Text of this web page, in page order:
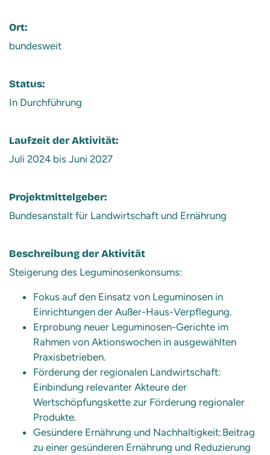
Ort:
bundesweit
Status:
In Durchführung
Laufzeit der Aktivität:
Juli 2024 bis Juni 2027
Projektmittelgeber:
Bundesanstalt für Landwirtschaft und Ernährung
Beschreibung der Aktivität
Steigerung des Leguminosenkonsums:
Fokus auf den Einsatz von Leguminosen in
Einrichtungen der Außer-Haus-Verpflegung.
Erprobung neuer Leguminosen-Gerichte im
Rahmen von Aktionswochen in ausgewählten
Praxisbetrieben.
Förderung der regionalen Landwirtschaft:
Einbindung relevanter Akteure der
Wertschöpfungskette zur Förderung regionaler
Produkte.
Gesündere Ernährung und Nachhaltigkeit: Beitrag
zu einer gesünderen Ernährung und Reduzierung